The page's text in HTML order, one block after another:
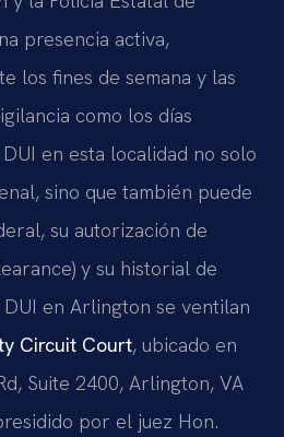
presencia activa,
los fines de semana y las
como los días
en esta localidad no solo
sino que también puede
su autorización de
) y su historial de
DUI en Arlington se ventilan
Circuit Court, ubicado en
Suite 2400, Arlington, VA
por el juez Hon.